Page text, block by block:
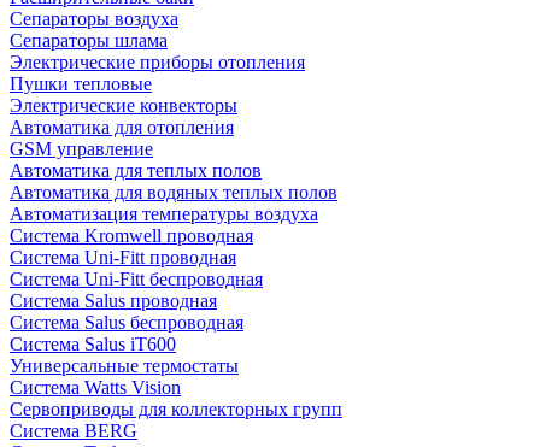
Сепараторы воздуха
Сепараторы шлама
Электрические приборы отопления
Пушки тепловые
Электрические конвекторы
Автоматика для отопления
GSM управление
Автоматика для теплых полов
Автоматика для водяных теплых полов
Автоматизация температуры воздуха
Система Kromwell проводная
Система Uni-Fitt проводная
Система Uni-Fitt беспроводная
Система Salus проводная
Система Salus беспроводная
Система Salus iT600
Универсальные термостаты
Система Watts Vision
Сервоприводы для коллекторных групп
Система BERG